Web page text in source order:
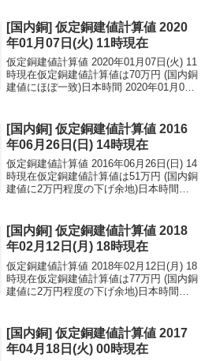
[国内銅] 仮定銅建値計算値 2020
年01月07日(火) 11時現在
仮定銅建値計算値 2020年01月07日(火) 11
時現在仮定銅建値計算値は70万円 (国内銅
建値にほぼ一致)日本時間 2020年01月07
円...
[国内銅] 仮定銅建値計算値 2016
年06月26日(日) 14時現在
仮定銅建値計算値 2016年06月26日(日) 14
時現在仮定銅建値計算値は51万円 (国内銅
建値に2万円程度の下げ余地)日本時間
民元：1...
[国内銅] 仮定銅建値計算値 2018
年02月12日(月) 18時現在
仮定銅建値計算値 2018年02月12日(月) 18
時現在仮定銅建値計算値は77万円 (国内銅
建値に2万円程度の下げ余地)日本時間
民元：1...
[国内銅] 仮定銅建値計算値 2017
年04月18日(火) 00時現在